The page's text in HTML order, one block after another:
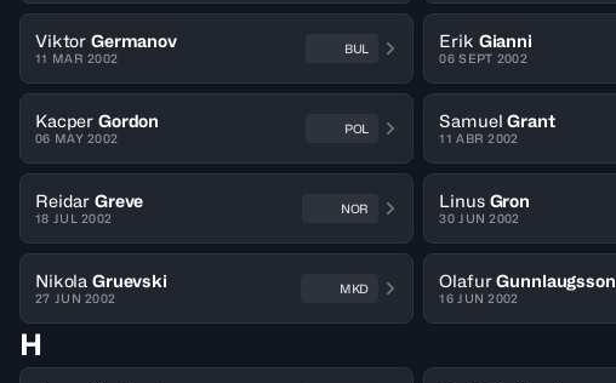
Viktor Germanov
11 MAR 2002
BUL Erik Gianni
06 SEPT 2002
Kacper Gordon
06 MAY 2002
POL Samuel Grant
11 ABR 2002
Reidar Greve
18 JUL 2002
NOR Linus Gron
30 JUN 2002
Nikola Gruevski
27 JUN 2002
MKD Olafur Gunnlaugsson
16 JUN 2002
H